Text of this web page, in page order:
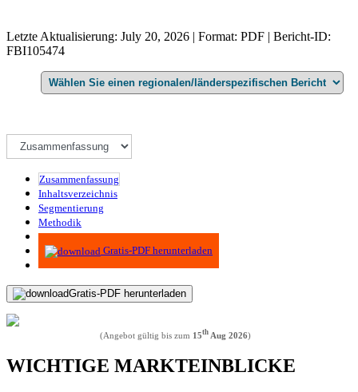
Letzte Aktualisierung: July 20, 2026 | Format: PDF | Bericht-ID:
FBI105474
Zusammenfassung
Inhaltsverzeichnis
Segmentierung
Methodik
Infografiken
Gratis-PDF herunterladen
Gratis-PDF herunterladen
(Angebot gültig bis zum 15thAug 2026)
WICHTIGE MARKTEINBLICKE